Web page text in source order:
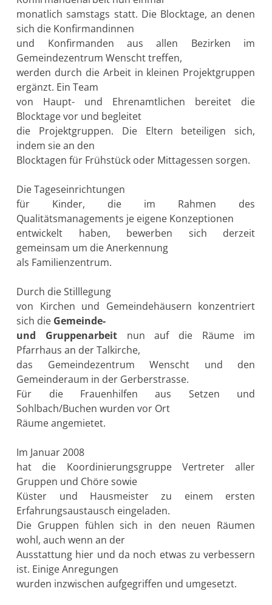
monatlich samstags statt. Die Blocktage, an denen
sich die Konfirmandinnen
und Konfirmanden aus allen Bezirken im
Gemeindezentrum Wenscht treffen,
werden durch die Arbeit in kleinen Projektgruppen
ergänzt. Ein Team
von Haupt- und Ehrenamtlichen bereitet die
Blocktage vor und begleitet
die Projektgruppen. Die Eltern beteiligen sich,
indem sie an den
Blocktagen für Frühstück oder Mittagessen sorgen.
Die Tageseinrichtungen
für Kinder, die im Rahmen des
Qualitätsmanagements je eigene Konzeptionen
entwickelt haben, bewerben sich derzeit
gemeinsam um die Anerkennung
als Familienzentrum.
Durch die Stilllegung
von Kirchen und Gemeindehäusern konzentriert
sich die Gemeinde-
und Gruppenarbeitnun auf die Räume im
Pfarrhaus an der Talkirche,
das Gemeindezentrum Wenscht und den
Gemeinderaum in der Gerberstrasse.
Für die Frauenhilfen aus Setzen und
Sohlbach/Buchen wurden vor Ort
Räume angemietet.
Im Januar 2008
hat die Koordinierungsgruppe Vertreter aller
Gruppen und Chöre sowie
Küster und Hausmeister zu einem ersten
Erfahrungsaustausch eingeladen.
Die Gruppen fühlen sich in den neuen Räumen
wohl, auch wenn an der
Ausstattung hier und da noch etwas zu verbessern
ist. Einige Anregungen
wurden inzwischen aufgegriffen und umgesetzt.